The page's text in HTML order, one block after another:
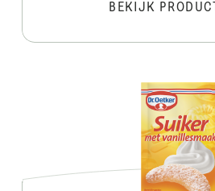
BEKIJK PRODUCT